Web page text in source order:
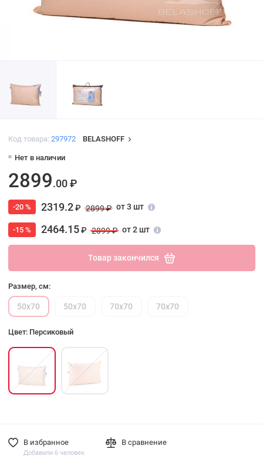
Код товара: 297972 BELASHOFF
Нет в наличии
2899.00 ₽
-20 % 2319.2₽ 2899 ₽ от 3 шт
-15 % 2464.15₽ 2899 ₽ от 2 шт
Товар закончился
Размер, см:
50х70 50х70 70х70 70х70
Цвет: Персиковый
В избранное
Добавили 6 человек
В сравнение